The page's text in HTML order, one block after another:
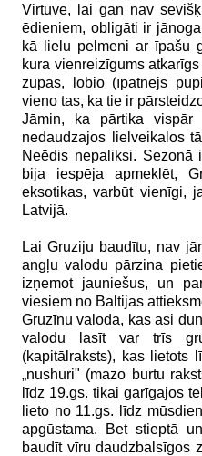
Virtuve, lai gan nav
ēdieniem, obligāti ir
kā lielu pelmeni ar īpašu
kura vienreizīgums
zupas, lobio (īpatnējs
vieno tas, ka tie ir
Jāmin, ka pārtika vispār
nedaudzajos lielveikalos
Neēdis nepaliksi.
bija iespēja apmeklēt,
eksotikas, varbūt vienīgi,
Latvijā.
Lai Gruziju baudītu, nav
angļu valodu pārzina
izņemot jauniešus, un
viesiem no Baltijas
Gruzīnu valoda, kas asi
valodu lasīt var trīs
(kapitālraksts), kas lietots
„nushuri" (mazo burtu
līdz 19.gs. tikai garīgajos
lieto no 11.gs. līdz
apgūstama. Bet stieptā
baudīt vīru daudzbalsīgos